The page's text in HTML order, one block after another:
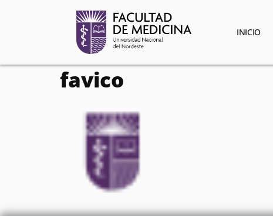
INICIO
favico